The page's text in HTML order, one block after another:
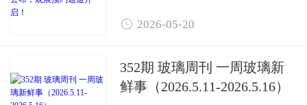
 2026-05-20
352期 玻璃周刊 一周玻璃新
鲜事（2026.5.11-2026.5.16）